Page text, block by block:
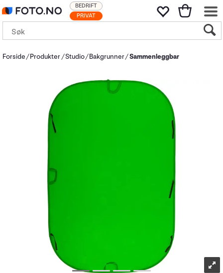
PRIVAT
BEDRIFT
Forside Produkter Studio Bakgrunner Sammenleggbar